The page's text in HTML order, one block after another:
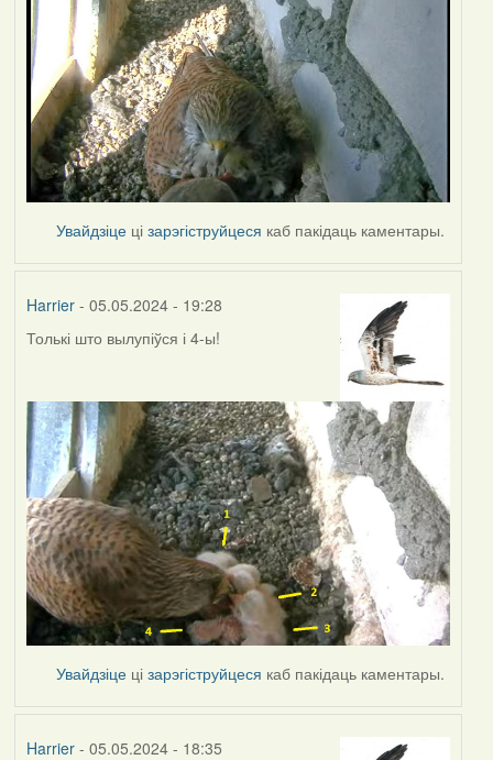
Увайдзіце цізарэгіструйцеся каб пакідаць каментары.
Harrier- 05.05.2024 - 19:28
Толькі што вылупіўся і 4-ы!
Увайдзіце цізарэгіструйцеся каб пакідаць каментары.
Harrier- 05.05.2024 - 18:35